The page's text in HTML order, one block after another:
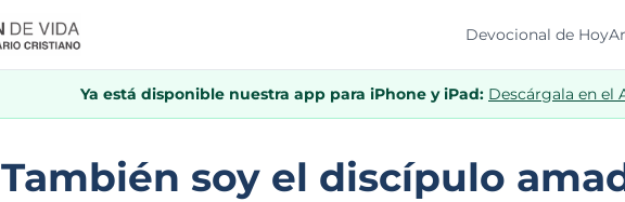
Devocional de Hoy
Ya está disponible nuestra app para iPhone y iPad: Descárgala en el
También soy el discípulo